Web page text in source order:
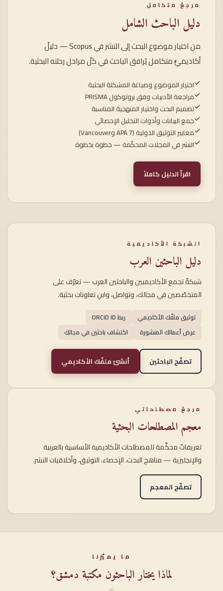
مرجعٌ متكامل
دليل الباحث الشامل
من اختيار موضوع البحث إلى النشر في Scopus — دليلٌ
أكاديميٌّ متكامل يُرافق الباحث في كلّ مراحل رحلته البحثية.
اختيار الموضوع وصياغة المشكلة البحثية
مراجعة الأدبيات وفق بروتوكول PRISMA
تصميم البحث واختيار المنهجية المناسبة
جمع البيانات وأدوات التحليل الإحصائي
معايير التوثيق الدولية (APA 7 وVancouver)
النشر في المجلات المحكّمة — خطوة بخطوة
اقرأ الدليل كاملاً
الشبكة الأكاديمية
دليل الباحثين العرب
شبكةٌ تجمع الأكاديميين والباحثين العرب — تعرّف على
المتخصّصين في مجالك، وتواصل، وابنِ تعاونات بحثية.
توثيق ملفّك الأكاديمي
ربط ORCID ID
عرض أعمالك المنشورة
اكتشاف باحثين في مجالك
تصفّح الباحثين أنشئ ملفّك الأكاديمي
مرجعٌ مصطلحاتي
معجم المصطلحات البحثية
تعريفاتٌ محكَّمة للمصطلحات الأكاديمية الأساسية بالعربية
والإنجليزية — مناهج البحث، الإحصاء، التوثيق، وأخلاقيات النشر.
تصفّح المعجم
ما يميّزنا
لماذا يختار الباحثون مكتبة دمشق؟